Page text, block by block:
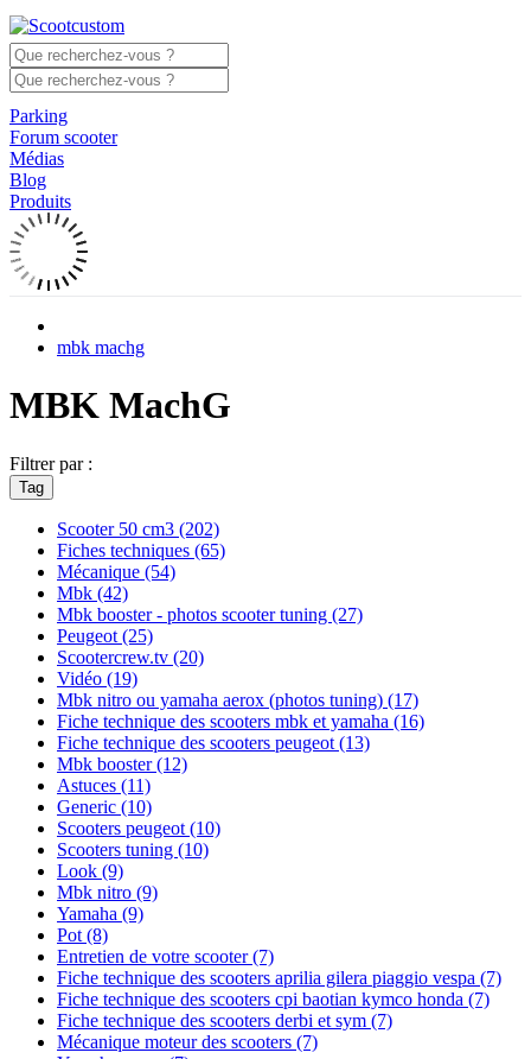
Parking
Forum scooter
Médias
Blog
Produits
mbk machg
MBK MachG
Filtrer par :
Tag
Scooter 50 cm3 (202)
Fiches techniques (65)
Mécanique (54)
Mbk (42)
Mbk booster - photos scooter tuning (27)
Peugeot (25)
Scootercrew.tv (20)
Vidéo (19)
Mbk nitro ou yamaha aerox (photos tuning) (17)
Fiche technique des scooters mbk et yamaha (16)
Fiche technique des scooters peugeot (13)
Mbk booster(12)
Astuces (11)
Generic (10)
Scooters peugeot (10)
Scooters tuning (10)
Look (9)
Mbk nitro (9)
Yamaha (9)
Pot (8)
Entretien de votre scooter(7)
Fiche technique des scooters aprilia gilera piaggio vespa (7)
Fiche technique des scooters cpi baotian kymco honda (7)
Fiche technique des scooters derbi et sym (7)
Mécanique moteur des scooters (7)